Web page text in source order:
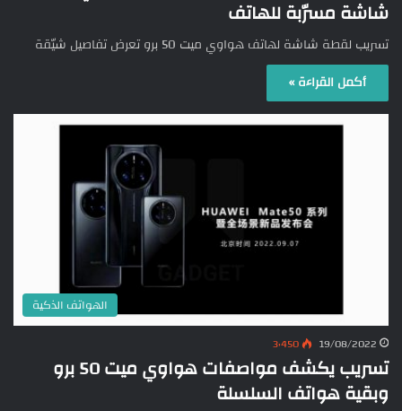
شاشة مسرّبة للهاتف
تسريب لقطة شاشة لهاتف هواوي ميت 50 برو تعرض تفاصيل شيّقة
أكمل القراءة »
الهواتف الذكية
19/08/2022 3٬450
تسريب يكشف مواصفات هواوي ميت 50 برو
وبقية هواتف السلسلة